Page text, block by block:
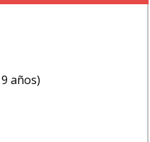
9 años)